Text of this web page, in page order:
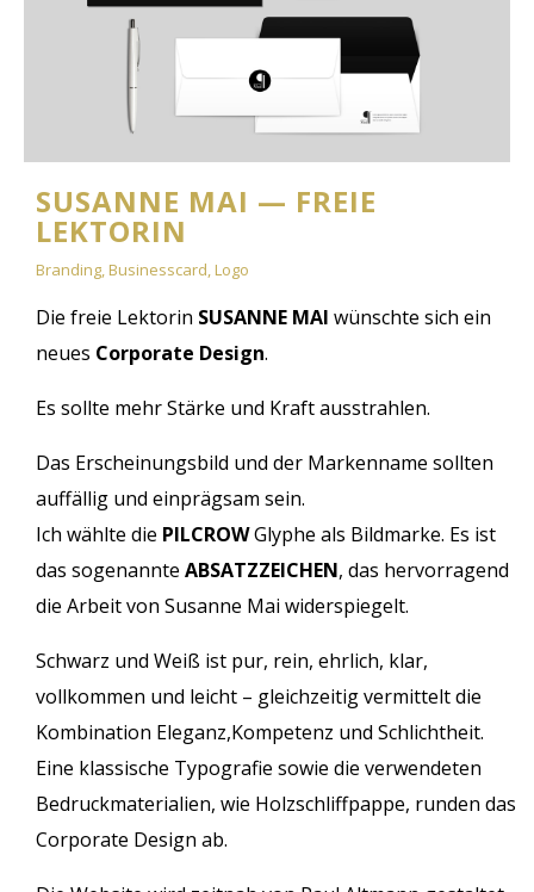
SUSANNE MAI — FREIE
LEKTORIN
Branding, Businesscard, Logo
Die freie Lektorin SUSANNE MAI wünschte sich ein
neues Corporate Design.
Es sollte mehr Stärke und Kraft ausstrahlen.
Das Erscheinungsbild und der Markenname sollten
auffällig und einprägsam sein.
Ich wählte die PILCROWGlyphe als Bildmarke. Es ist
das sogenannteABSATZZEICHEN, das hervorragend
die Arbeit von Susanne Mai widerspiegelt.
Schwarz und Weiß ist pur, rein, ehrlich, klar,
vollkommen und leicht – gleichzeitig vermittelt die
Kombination Eleganz,Kompetenz und Schlichtheit.
Eine klassische Typografie sowie die verwendeten
Bedruckmaterialien, wie Holzschliffpappe, runden das
Corporate Design ab.